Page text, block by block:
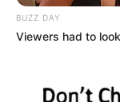
BUZZ DAY
Viewers had to